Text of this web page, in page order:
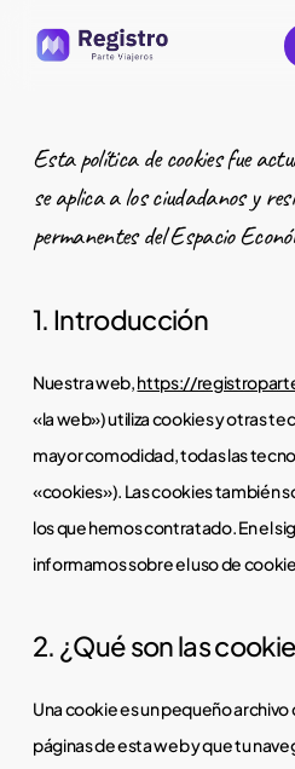
Esta política de cookies fue
se aplica a los ciudadanos y
permanentes del Espacio
1. Introducción
Nuestra web,https://
«la web») utiliza cookies y otras
mayor comodidad, todas las
«cookies»). Las cookies también
los que hemos contratado. En el
informamos sobre el uso de
2. ¿Qué son las
Una cookie es un pequeño archivo
páginas de esta web y que tu